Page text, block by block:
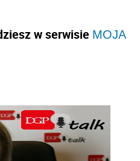
w serwisie MOJA